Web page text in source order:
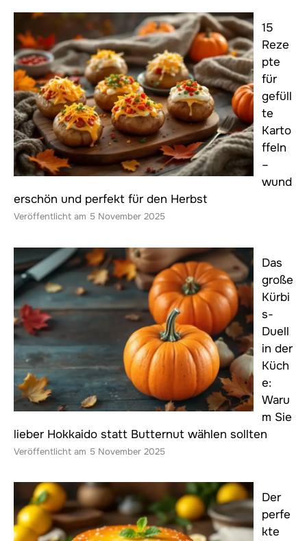
15
Reze
pte
für
gefüll
te
Karto
ffeln
–
wund
erschön und perfekt für den Herbst
5 November 2025
Das
große
Kürbi
s-
Duell
in der
Küch
e:
Waru
m Sie
lieber Hokkaido statt Butternut wählen sollten
5 November 2025
Der
perfe
kte